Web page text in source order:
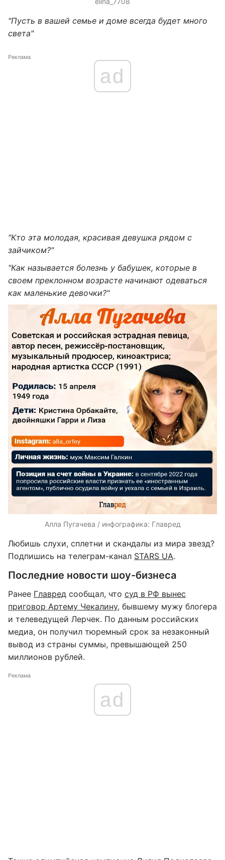
"Пусть в вашей семье и доме всегда будет много
света"
Реклама
ad
"Кто эта молодая, красивая девушка рядом с
зайчиком?"
"Как называется болезнь у бабушек, которые в
своем преклонном возрасте начинают одеваться
как маленькие девочки?"
Алла Пугачева / инфографика: Главред
Любишь слухи, сплетни и скандалы из мира звезд?
Подпишись на телеграм-канал STARS UA.
Последние новости шоу-бизнеса
Ранее Главред сообщал, что суд в РФ вынес
приговор Артему Чекалину, бывшему мужу блогера
и телеведущей Лерчек. По данным российских
медиа, он получил тюремный срок за незаконный
вывод из страны суммы, превышающей 250
миллионов рублей.
Реклама
ad